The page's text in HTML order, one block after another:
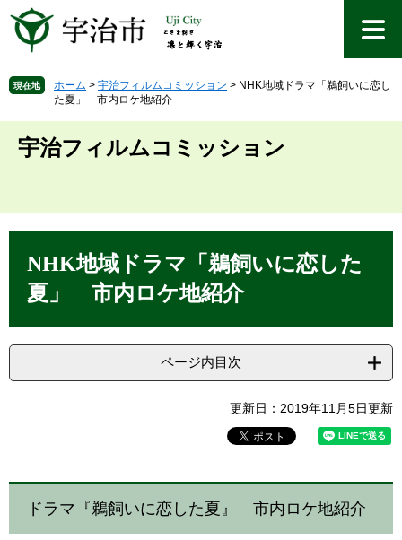
先
で
を
ば
へ
現在地 ホーム > 宇治フィルムコミッション > NHK地域ドラマ「鵜飼いに恋し
た夏」 市内ロケ地紹介
宇治フィルムコミッション
NHK地域ドラマ「鵜飼いに恋した
夏」 市内ロケ地紹介
ページ内目次
更新日：2019年11月5日更新
ドラマ『鵜飼いに恋した夏』 市内ロケ地紹介